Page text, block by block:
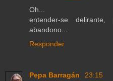
Oh...
entender-se
abandono...
Responder
Pepa Barragán
23:15